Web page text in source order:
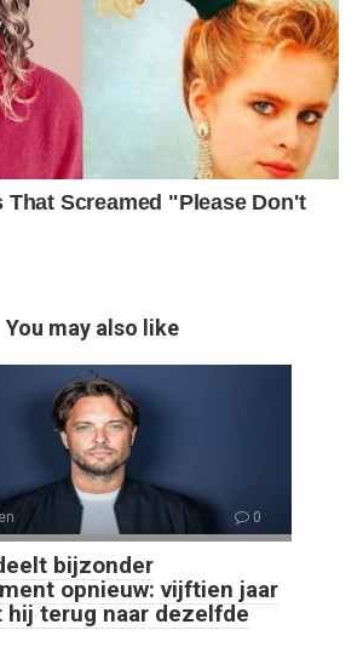
You may also like
0
bijzonder
opnieuw: vijftien jaar
hij terug naar dezelfde